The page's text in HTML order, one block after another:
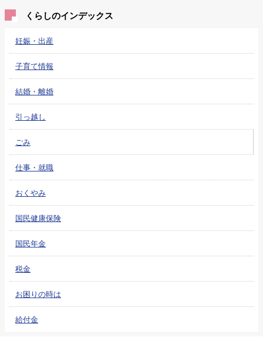
くらしのインデックス
妊娠・出産
子育て情報
結婚・離婚
引っ越し
ごみ
仕事・就職
おくやみ
国民健康保険
国民年金
税金
お困りの時は
給付金